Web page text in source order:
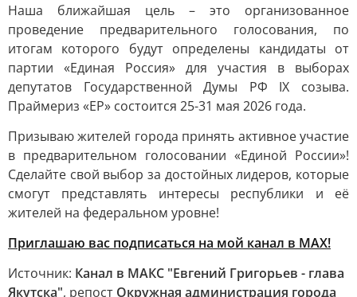
Наша ближайшая цель – это организованное
проведение предварительного голосования, по
итогам которого будут определены кандидаты от
партии «Единая Россия» для участия в выборах
депутатов Государственной Думы РФ IX созыва.
Праймериз «ЕР» состоится 25-31 мая 2026 года.
Призываю жителей города принять активное участие
в предварительном голосовании «Единой России»!
Сделайте свой выбор за достойных лидеров, которые
смогут представлять интересы республики и её
жителей на федеральном уровне!
Приглашаю вас подписаться на мой канал в МАХ!
Источник: Канал в МАКС "Евгений Григорьев - глава
Якутска", репост Окружная администрация города